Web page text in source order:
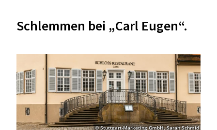
Schlemmen bei „Carl Eugen“.
© Stuttgart-Marketing GmbH, Sarah Schmid